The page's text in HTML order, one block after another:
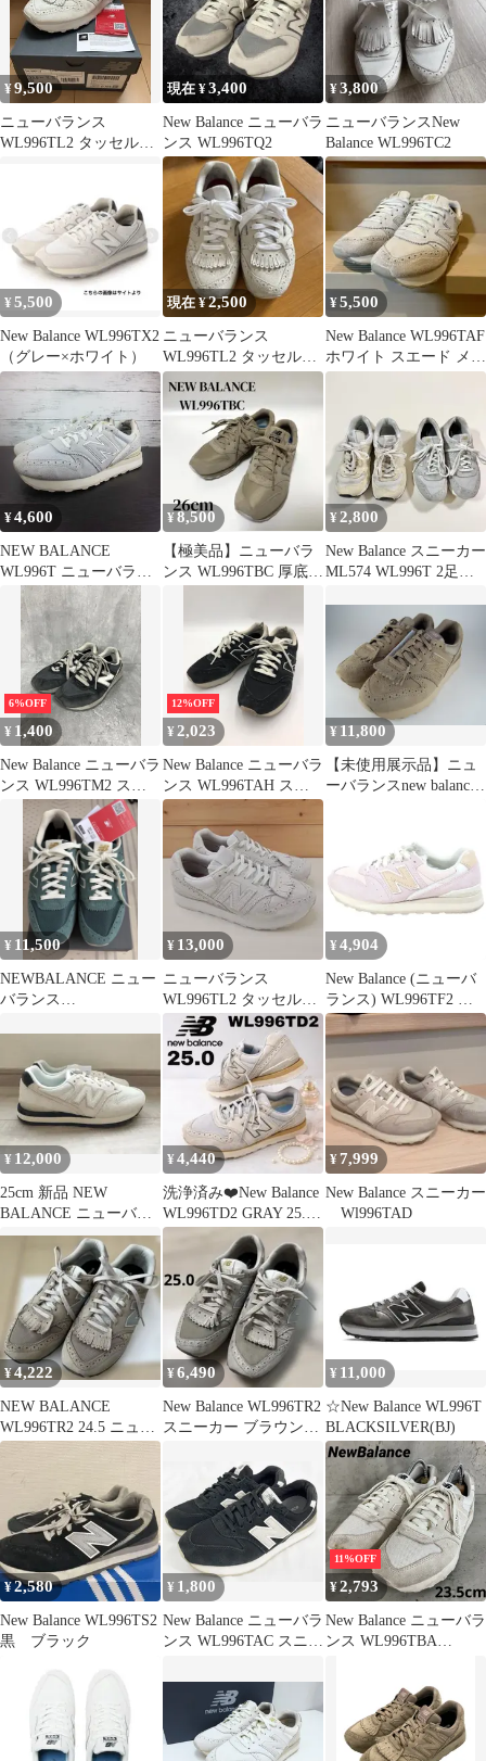
¥9,500
ニューバランス
WL996TL2 タッセルス
現在 ¥3,400
New Balance ニューバラ
ンス WL996TQ2
¥3,800
ニューバランスNew
Balance WL996TC2
¥ 5,500
New Balance WL996TX2
（グレー×ホワイト）
現在 ¥2,500
ニューバランス
WL996TL2 タッセルス
エードスニーカー
¥5,500
New Balance WL996TAF
ホワイト スエード メッ
シュ23.5
¥4,600
NEW BALANCE
WL996T ニューバラン
ス ダブリューエル996
ティー グレー 24.5cm
レディース スニーカー
WL996TAG L12697
¥8,500
【極美品】ニューバラ
ンス WL996TBC 厚底
¥2,800
New Balance スニーカー
ML574 WL996T 2足セ
6%OFF
¥ 1,400
New Balance ニューバラ
ンス WL996TM2 スニ
ーカー size23.5cm/黒 ■■
レディース
12%OFF
¥ 2,023
New Balance ニューバラ
ンス WL996TAH スエ
ード×メッシュ ローカ
ット スニーカー
size25cm/ブラック ■■
レディース
¥11,800
【未使用展示品】ニュ
ーバランスnew balance
¥ 11,500
NEWBALANCE ニュー
バランス
¥ 13,000
ニューバランス
WL996TL2 タッセルス
エード 24cm
¥ 4,904
New Balance (ニューバ
ランス) WL996TF2 ス
ウェード切り替え ロー
カットスニーカー レデ
ィース ピンク
US7/24cm
¥ 12,000
25cm 新品 NEW
BALANCE ニューバラ
ンス WL996TAI
¥4,440
洗浄済み❤️New Balance
WL996TD2 GRAY 25.0
厚底
¥ 7,999
New Balance スニーカー
Wl996TAD
¥4,222
NEW BALANCE
WL996TR2 24.5 ニュー
バランス996タッセル
¥6,490
New Balance WL996TR2
スニーカー ブラウン
¥ 11,000
☆New Balance WL996T
BLACKSILVER(BJ)
¥2,580
New Balance WL996TS2
黒 ブラック
¥ 1,800
New Balance ニューバラ
ンス WL996TAC スニー
ィース
11%OFF
¥2,793
New Balance ニューバラ
ンス WL996TBA